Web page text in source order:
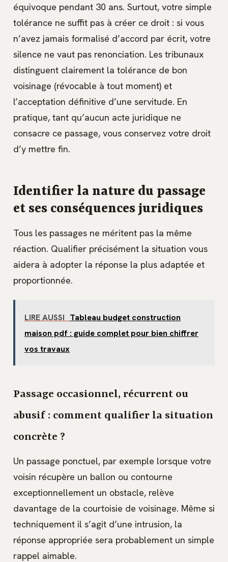
équivoque pendant 30 ans. Surtout, votre simple
tolérance ne suffit pas à créer ce droit : si vous
n’avez jamais formalisé d’accord par écrit, votre
silence ne vaut pas renonciation. Les tribunaux
distinguent clairement la tolérance de bon
voisinage (révocable à tout moment) et
l’acceptation définitive d’une servitude. En
pratique, tant qu’aucun acte juridique ne
consacre ce passage, vous conservez votre droit
d’y mettre fin.
Identifier la nature du passage
et ses conséquences juridiques
Tous les passages ne méritent pas la même
réaction. Qualifier précisément la situation vous
aidera à adopter la réponse la plus adaptée et
proportionnée.
LIRE AUSSI Tableau budget construction
maison pdf : guide complet pour bien chiffrer
vos travaux
Passage occasionnel, récurrent ou
abusif : comment qualifier la situation
concrète ?
Un passage ponctuel, par exemple lorsque votre
voisin récupère un ballon ou contourne
exceptionnellement un obstacle, relève
davantage de la courtoisie de voisinage. Même si
techniquement il s’agit d’une intrusion, la
réponse appropriée sera probablement un simple
rappel aimable.